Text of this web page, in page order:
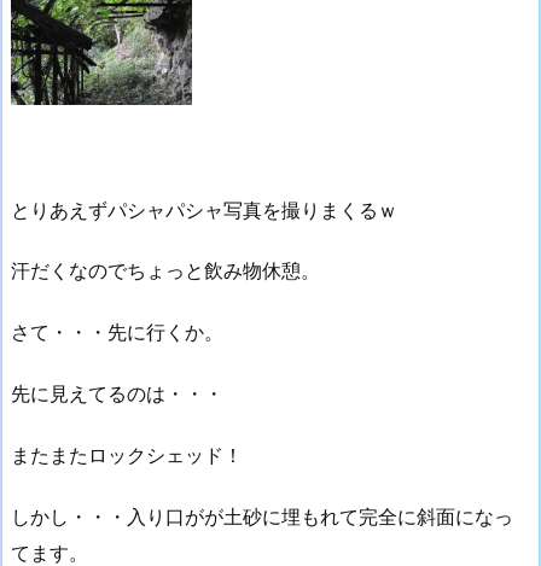
とりあえずパシャパシャ写真を撮りまくるｗ
汗だくなのでちょっと飲み物休憩。
さて・・・先に行くか。
先に見えてるのは・・・
またまたロックシェッド！
しかし・・・入り口がが土砂に埋もれて完全に斜面になっ
てます。